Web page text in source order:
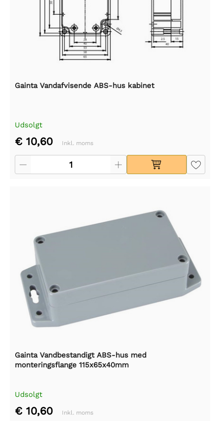
Gainta Vandafvisende ABS-hus kabinet
Udsolgt
€ 10,60 Inkl. moms
Gainta Vandbestandigt ABS-hus med
monteringsflange 115x65x40mm
Udsolgt
€ 10,60 Inkl. moms